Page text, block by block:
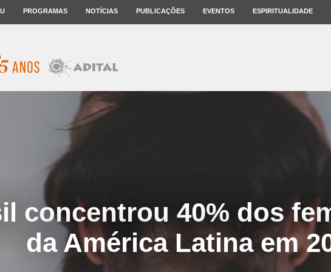
PROGRAMAS NOTÍCIAS PUBLICAÇÕES EVENTOS ESPIRITUALIDADE
concentrou 40% dos
da América Latina em